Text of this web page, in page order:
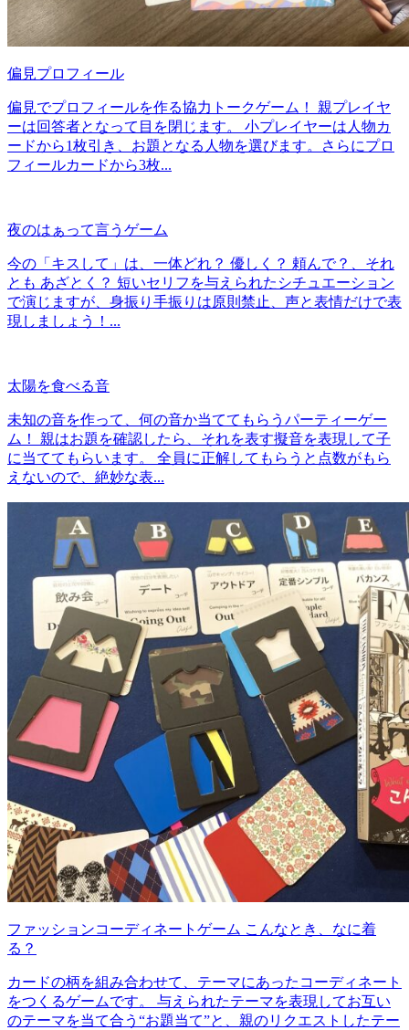
偏見プロフィール
偏見でプロフィールを作る協力トークゲーム！ 親プレイヤ
ーは回答者となって目を閉じます。 小プレイヤーは人物カ
ードから1枚引き、お題となる人物を選びます。さらにプロ
フィールカードから3枚...
夜のはぁって言うゲーム
今の「キスして」は、一体どれ？ 優しく？ 頼んで？、それ
とも あざとく？ 短いセリフを与えられたシチュエーション
で演じますが、身振り手振りは原則禁止、声と表情だけで表
現しましょう！...
太陽を食べる音
未知の音を作って、何の音か当ててもらうパーティーゲー
ム！ 親はお題を確認したら、それを表す擬音を表現して子
に当ててもらいます。 全員に正解してもらうと点数がもら
えないので、絶妙な表...
ファッションコーディネートゲーム こんなとき、なに着
る？
カードの柄を組み合わせて、テーマにあったコーディネート
をつくるゲームです。 与えられたテーマを表現してお互い
のテーマを当て合う“お題当て”と、親のリクエストしたテー